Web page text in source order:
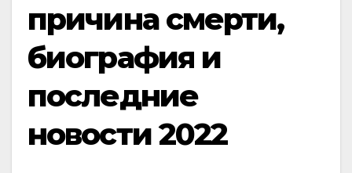
причина смерти,
биография и
последние
новости 2022